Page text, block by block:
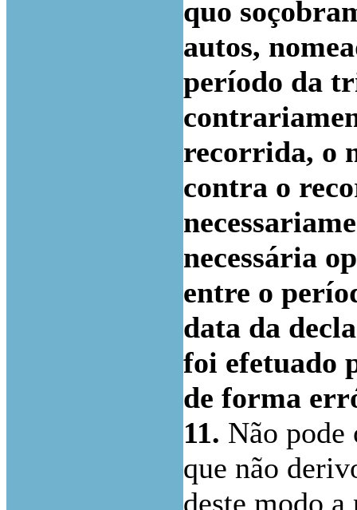
quo
autos,
período da
recorrida, o
contra o
necessária
entre o
data da
foi efetuado
de forma
11. Não pode
que não
deste modo